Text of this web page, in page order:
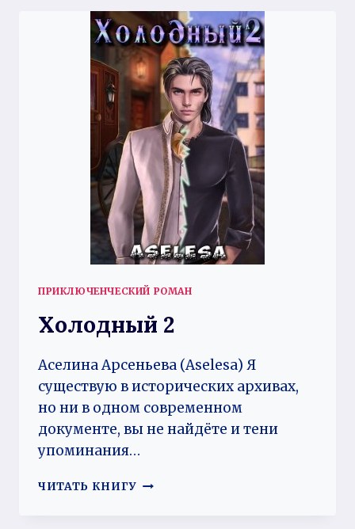
ПРИКЛЮЧЕНЧЕСКИЙ РОМАН
Холодный 2
Аселина Арсеньева (Aselesa) Я
существую в исторических архивах,
но ни в одном современном
документе, вы не найдёте и тени
упоминания…
ЧИТАТЬ КНИГУ ХОЛОДНЫЙ